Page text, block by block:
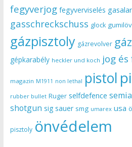
fegyverjog fegyverviselés
gasschreckschuss glock
gázpisztoly gázrevolver
gépkarabély heckler und koch jog
magazin M1911 non lethal pistol
rubber bullet Ruger selfdefence
shotgun sig sauer smg umarex usa
pisztoly önvédelem